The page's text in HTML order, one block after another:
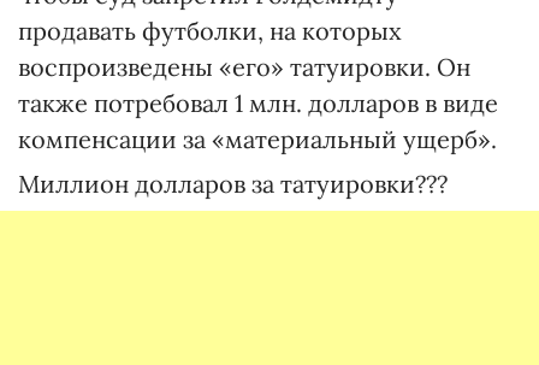
продавать футболки, на которых
воспроизведены «его» татуировки. Он
также потребовал 1 млн. долларов в виде
компенсации за «материальный ущерб».
Миллион долларов за татуировки???